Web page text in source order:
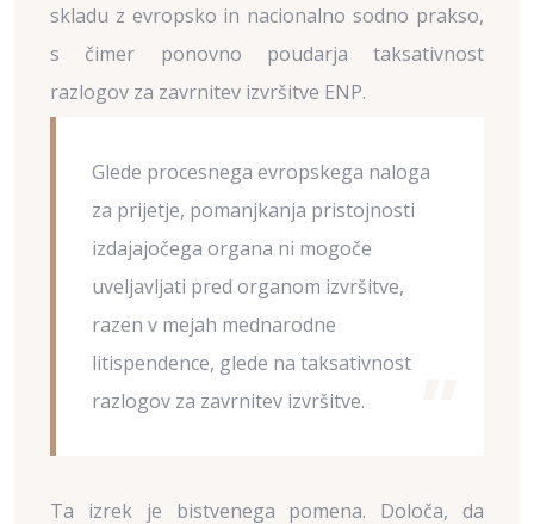
skladu z evropsko in nacionalno sodno prakso,
s čimer ponovno poudarja taksativnost
razlogov za zavrnitev izvršitve ENP.
Glede procesnega evropskega naloga
za prijetje, pomanjkanja pristojnosti
izdajajočega organa ni mogoče
uveljavljati pred organom izvršitve,
razen v mejah mednarodne
litispendence, glede na taksativnost
razlogov za zavrnitev izvršitve.
Ta izrek je bistvenega pomena. Določa, da